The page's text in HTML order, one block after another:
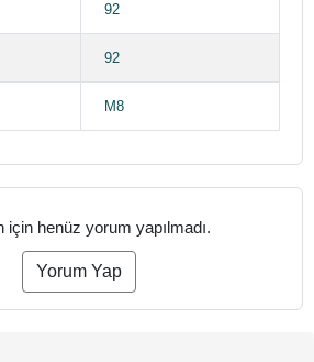
92
92
M8
için henüz yorum yapılmadı.
Yorum Yap